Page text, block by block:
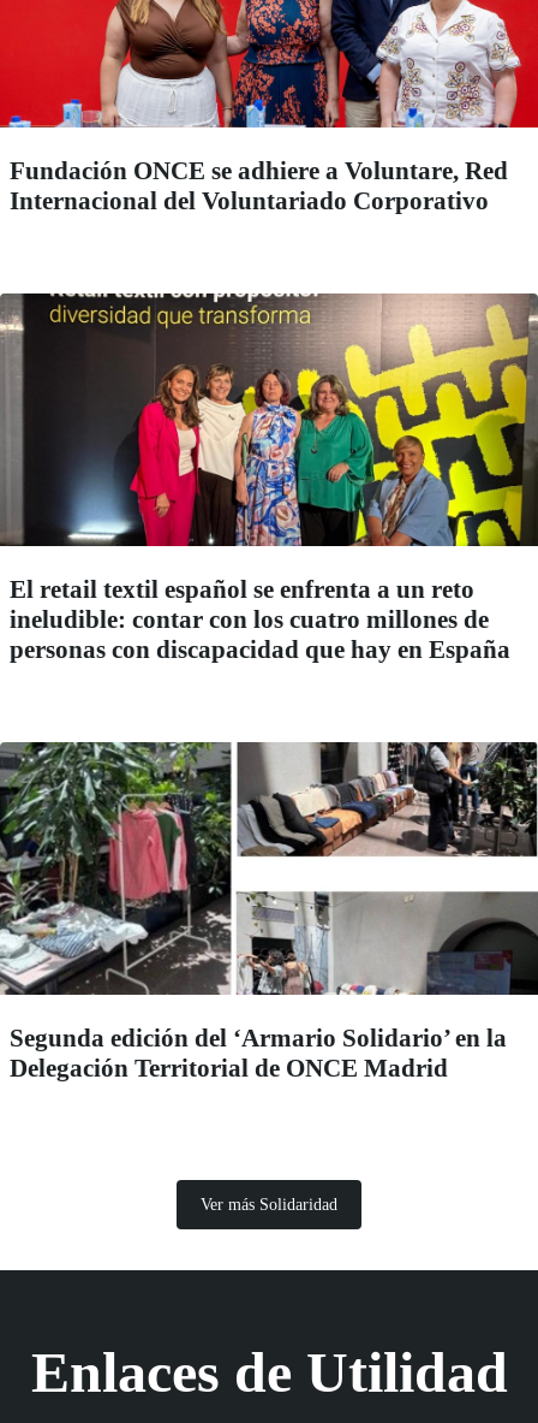
Fundación ONCE se adhiere a Voluntare, Red
Internacional del Voluntariado Corporativo
El retail textil español se enfrenta a un reto
ineludible: contar con los cuatro millones de
personas con discapacidad que hay en España
Segunda edición del ‘Armario Solidario’ en la
Delegación Territorial de ONCE Madrid
Ver más Solidaridad
Enlaces de Utilidad